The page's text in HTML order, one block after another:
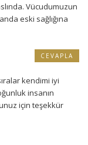
Vücudumuzun
eski sağlığına
kendimi iyi
insanın
için teşekkür
CEVAPLA